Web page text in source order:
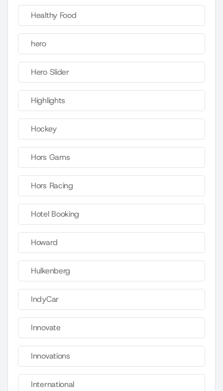
Healthy Food
hero
Hero Slider
Highlights
Hockey
Hors Gams
Hors Racing
Hotel Booking
Howard
Hulkenberg
IndyCar
Innovate
Innovations
International